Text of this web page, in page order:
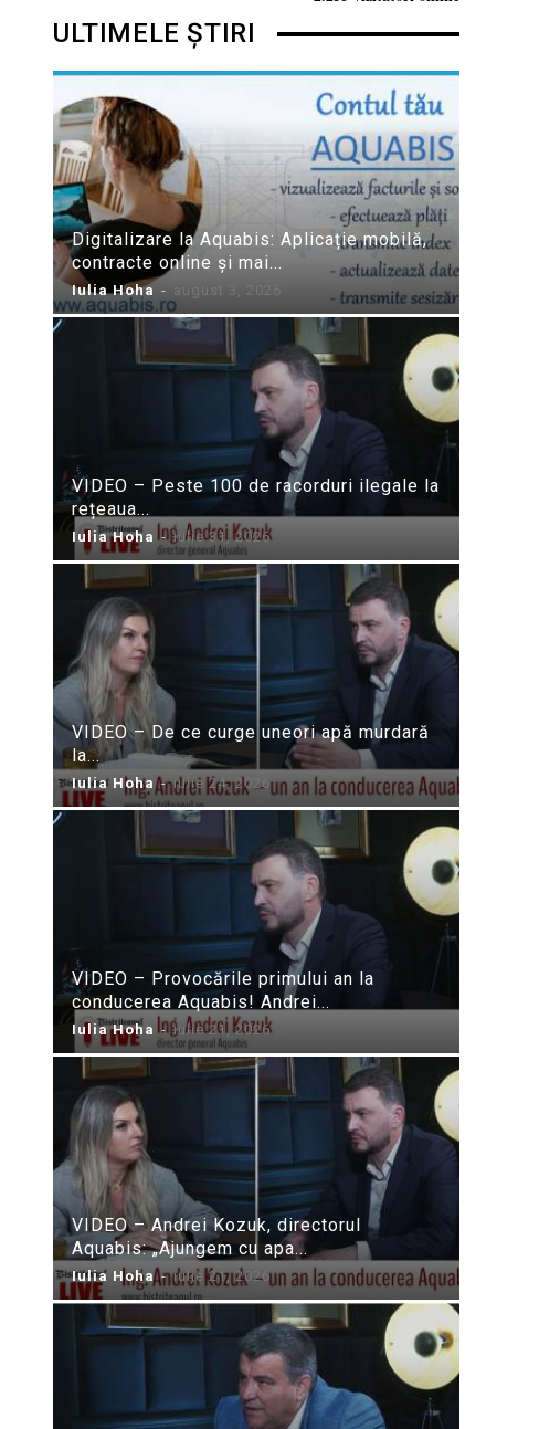
ULTIMELE ȘTIRI
Digitalizare la Aquabis: Aplicație mobilă,
contracte online și mai...
Iulia Hoha - august 3, 2026
VIDEO – Peste 100 de racorduri ilegale la
rețeaua...
Iulia Hoha - iulie 31, 2026
VIDEO – De ce curge uneori apă murdară
la...
Iulia Hoha - iulie 24, 2026
VIDEO – Provocările primului an la
conducerea Aquabis! Andrei...
Iulia Hoha - iulie 21, 2026
VIDEO – Andrei Kozuk, directorul
Aquabis: „Ajungem cu apa...
Iulia Hoha - iulie 21, 2026